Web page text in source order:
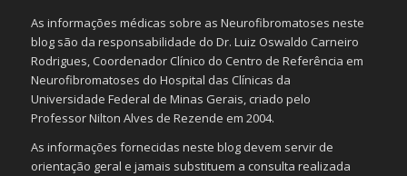
As informações médicas sobre as Neurofibromatoses neste
blog são da responsabilidade do Dr. Luiz Oswaldo Carneiro
Rodrigues, Coordenador Clínico do Centro de Referência em
Neurofibromatoses do Hospital das Clínicas da
Universidade Federal de Minas Gerais, criado pelo
Professor Nilton Alves de Rezende em 2004.
As informações fornecidas neste blog devem servir de
orientação geral e jamais substituem a consulta realizada